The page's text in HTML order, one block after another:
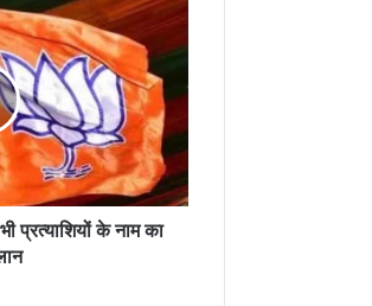
प्रत्याशियों के नाम का